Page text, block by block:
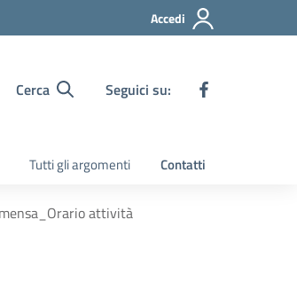
Accedi
Cerca Seguici su:
Tutti gli argomenti Contatti
attività